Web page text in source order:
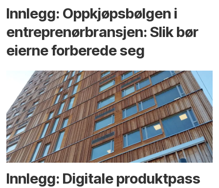
Innlegg: Oppkjøps­bølgen i
entreprenør­bransjen: Slik bør
eierne forberede seg
Innlegg: Digitale produktpass